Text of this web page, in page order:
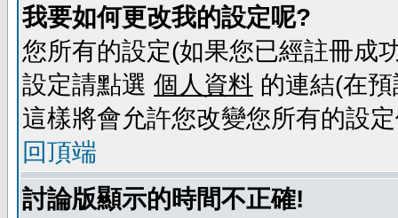
我要如何更改我的設定呢?
您所有的設定(如果您已經註冊成
設定請點選 個人資料 的連結(在
這樣將會允許您改變您所有的設
回頂端
討論版顯示的時間不正確!